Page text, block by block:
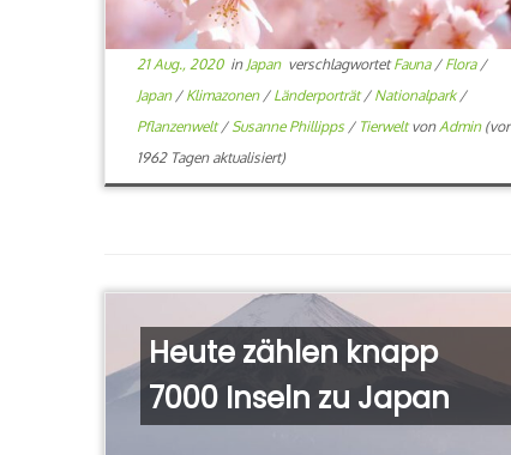
21 Aug., 2020in Japan verschlagwortetFauna / Flora /
Japan / Klimazonen / Länderporträt/ Nationalpark/
Pflanzenwelt/ Susanne Phillipps / Tierweltvon Admin(vor
1962 Tagen aktualisiert)
Heute zählen knapp
7000 Inseln zu Japan